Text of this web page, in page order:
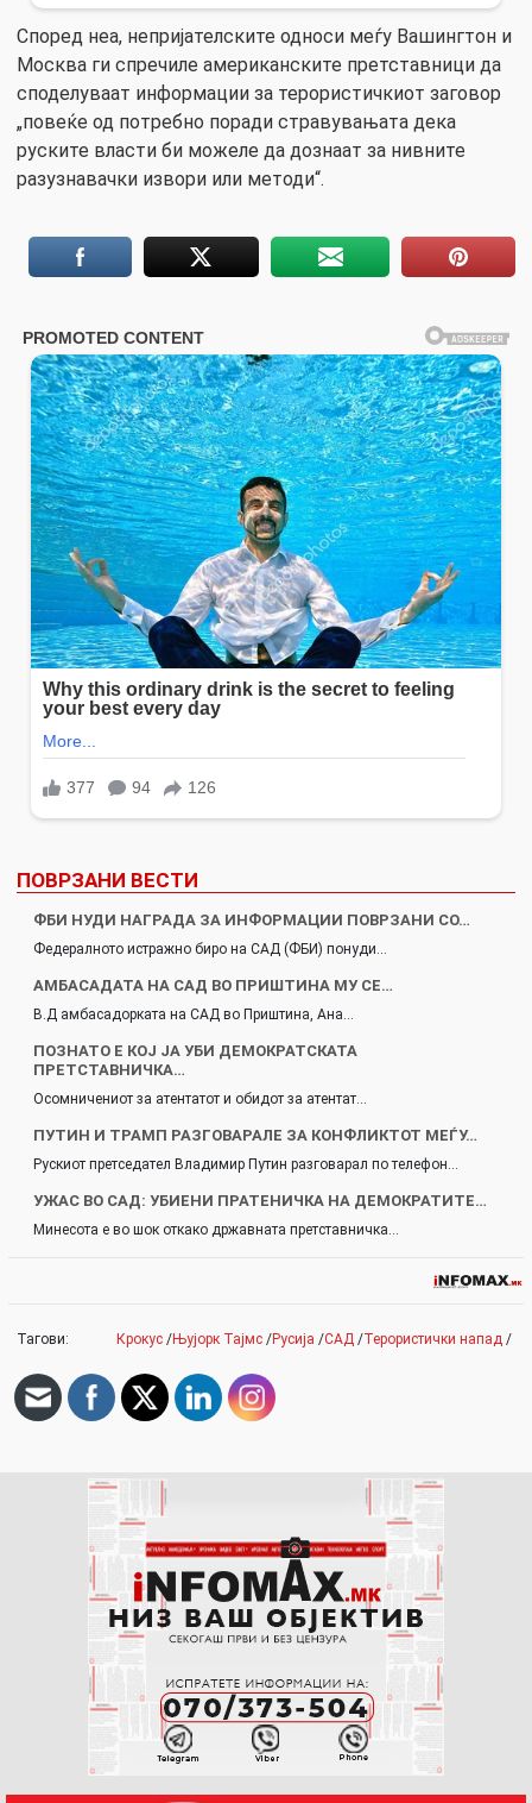
Според неа, непријателските односи меѓу Вашингтон и
Москва ги спречиле американските претставници да
споделуваат информации за терористичкиот заговор
„повеќе од потребно поради стравувањата дека
руските власти би можеле да дознаат за нивните
разузнавачки извори или методи“.
ПОВРЗАНИ ВЕСТИ
ФБИ НУДИ НАГРАДА ЗА ИНФОРМАЦИИ ПОВРЗАНИ СО…
Федералното истражно биро на САД (ФБИ) понуди…
АМБАСАДАТА НА САД ВО ПРИШТИНА МУ СЕ…
В.Д амбасадорката на САД во Приштина, Ана…
ПОЗНАТО Е КОЈ ЈА УБИ ДЕМОКРАТСКАТА
ПРЕТСТАВНИЧКА…
Осомничениот за атентатот и обидот за атентат…
ПУТИН И ТРАМП РАЗГОВАРАЛЕ ЗА КОНФЛИКТОТ МЕЃУ…
Рускиот претседател Владимир Путин разговарал по телефон…
УЖАС ВО САД: УБИЕНИ ПРАТЕНИЧКА НА ДЕМОКРАТИТЕ…
Минесота е во шок откако државната претставничка…
Тагови: Крокус /Њујорк Тајмс /Русија /САД /Терористички напад /